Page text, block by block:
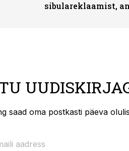
sibulareklaamist,
saad oma postkasti päeva